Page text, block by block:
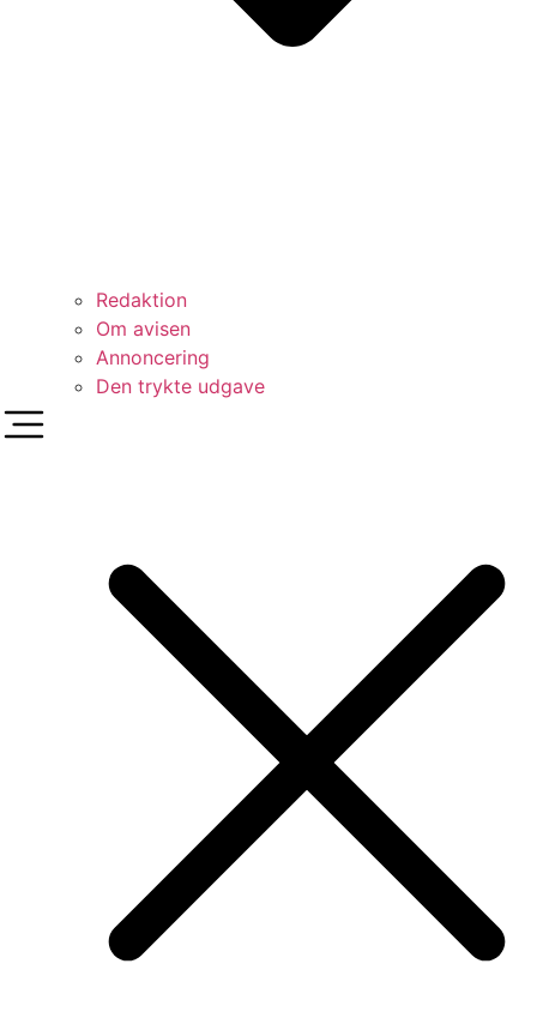
Redaktion
Om avisen
Annoncering
Den trykte udgave